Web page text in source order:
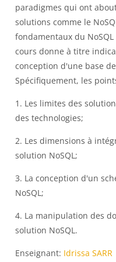
paradigmes qui ont
solutions comme le
fondamentaux du
cours donne à titre
conception d'une base
Spécifiquement, les
1. Les limites des
des technologies;
2. Les dimensions à
solution NoSQL;
3. La conception d'un
NoSQL;
4. La manipulation des
solution NoSQL.
Enseignant: Idrissa SARR